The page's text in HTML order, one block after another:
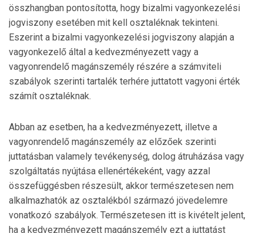
összhangban pontosította, hogy bizalmi vagyonkezelési
jogviszony esetében mit kell osztaléknak tekinteni.
Eszerint a bizalmi vagyonkezelési jogviszony alapján a
vagyonkezelő által a kedvezményezett vagy a
vagyonrendelő magánszemély részére a számviteli
szabályok szerinti tartalék terhére juttatott vagyoni érték
számít osztaléknak.
Abban az esetben, ha a kedvezményezett, illetve a
vagyonrendelő magánszemély az előzőek szerinti
juttatásban valamely tevékenység, dolog átruházása vagy
szolgáltatás nyújtása ellenértékeként, vagy azzal
összefüggésben részesült, akkor természetesen nem
alkalmazhatók az osztalékból származó jövedelemre
vonatkozó szabályok. Természetesen itt is kivételt jelent,
ha a kedvezményezett magánszemély ezt a juttatást